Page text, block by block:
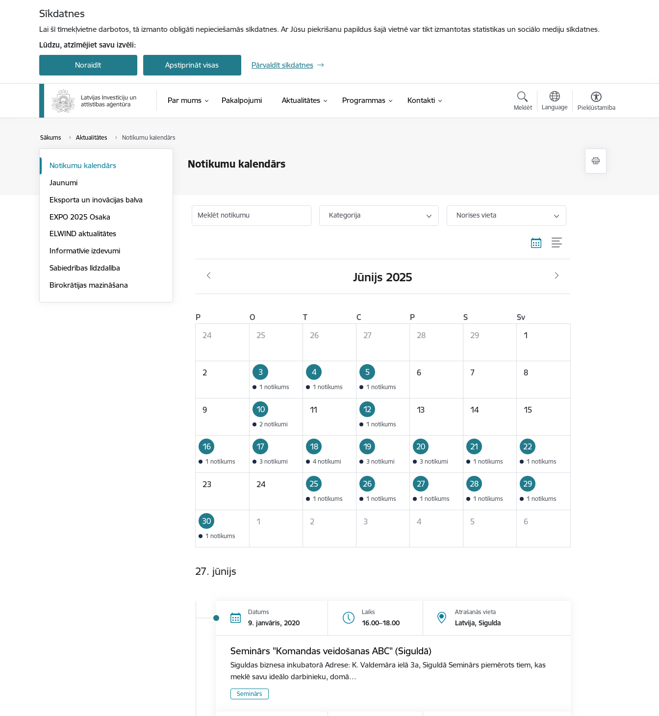
Sīkdatnes
Lai šī tīmekļvietne darbotos, tā izmanto obligāti nepieciešamās sīkdatnes. Ar Jūsu piekrišanu papildus šajā vietnē var tikt izmantotas statistikas un sociālo mediju sīkdatnes.
Lūdzu, atzīmējiet savu izvēli:
Noraidīt Apstiprināt visas Pārvaldīt sīkdatnes
Par mums Pakalpojumi Aktualitātes Programmas Kontakti
Meklēt Language Piekļūstamība
Sākums Aktualitātes Notikumu kalendārs
Notikumu kalendārs
Notikumu kalendārs
Jaunumi
Eksporta un inovācijas balva
EXPO 2025 Osaka
ELWIND aktualitātes
Informatīvie izdevumi
Sabiedrības līdzdalība
Birokrātijas mazināšana
Meklēt notikumu Kategorija Norises vieta
Jūnijs 2025
P O T C P S
Sv
24
25 26 27 28 29 1
2 3
1 notikums
4
1 notikums
5
1 notikums
6 7 8
9 10
2 notikumi
11 12
1 notikums
13 14 15
16
1 notikums
17
3 notikumi
18
4 notikumi
19
3 notikumi
20
3 notikumi
21
1 notikums
22
1 notikums
23 24 25
1 notikums
26
1 notikums
27
1 notikums
28
1 notikums
29
1 notikums
30
1 notikums
1 2 3 4 5 6
27. jūnijs
Datums
9. janvāris, 2020
Laiks
16.00–18.00
Atrašanās vieta
Latvija, Sigulda
Seminārs "Komandas veidošanas ABC" (Siguldā)
Siguldas biznesa inkubatorā Adrese: K. Valdemāra ielā 3a, Siguldā Seminārs piemērots tiem, kas
meklē savu ideālo darbinieku, domā…
Seminārs